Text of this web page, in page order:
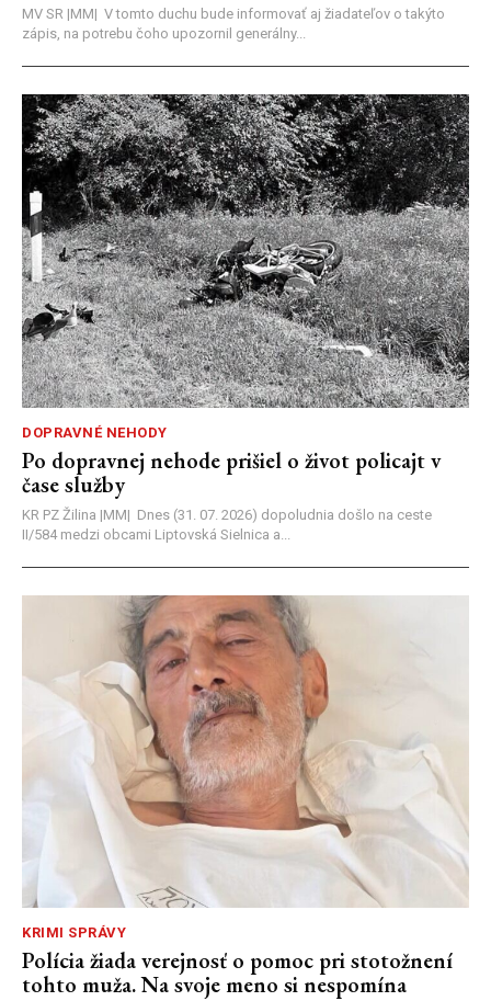
MV SR |MM| V tomto duchu bude informovať aj žiadateľov o takýto
zápis, na potrebu čoho upozornil generálny...
DOPRAVNÉ NEHODY
Po dopravnej nehode prišiel o život policajt v
čase služby
KR PZ Žilina |MM| Dnes (31. 07. 2026) dopoludnia došlo na ceste
II/584 medzi obcami Liptovská Sielnica a...
KRIMI SPRÁVY
Polícia žiada verejnosť o pomoc pri stotožnení
tohto muža. Na svoje meno si nespomína